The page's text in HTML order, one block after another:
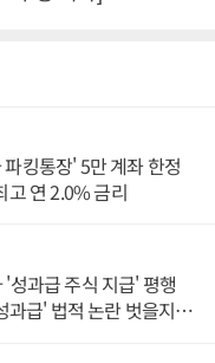
킹통장' 5만 계좌 한정
고 연 2.0% 금리
성과급 주식 지급' 평행
급' 법적 논란 벗을지 주